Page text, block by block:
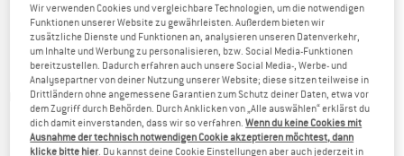
Detailansichten
Wir verwenden Cookies und vergleichbare Technologien, um die notwendigen
Funktionen unserer Website zu gewährleisten. Außerdem bieten wir
zusätzliche Dienste und Funktionen an, analysieren unseren Datenverkehr,
um Inhalte und Werbung zu personalisieren, bzw. Social Media-Funktionen
bereitzustellen. Dadurch erfahren auch unsere Social Media-, Werbe- und
Analysepartner von deiner Nutzung unserer Website; diese sitzen teilweise in
Drittländern ohne angemessene Garantien zum Schutz deiner Daten, etwa vor
dem Zugriff durch Behörden. Durch Anklicken von „Alle auswählen“ erklärst du
dich damit einverstanden, dass wir so verfahren.Wenn du keine Cookies mit
Ausnahme der technisch notwendigen Cookie akzeptieren möchtest, dann
klicke bitte hier. Du kannst deine Cookie Einstellungen aber auch jederzeit in